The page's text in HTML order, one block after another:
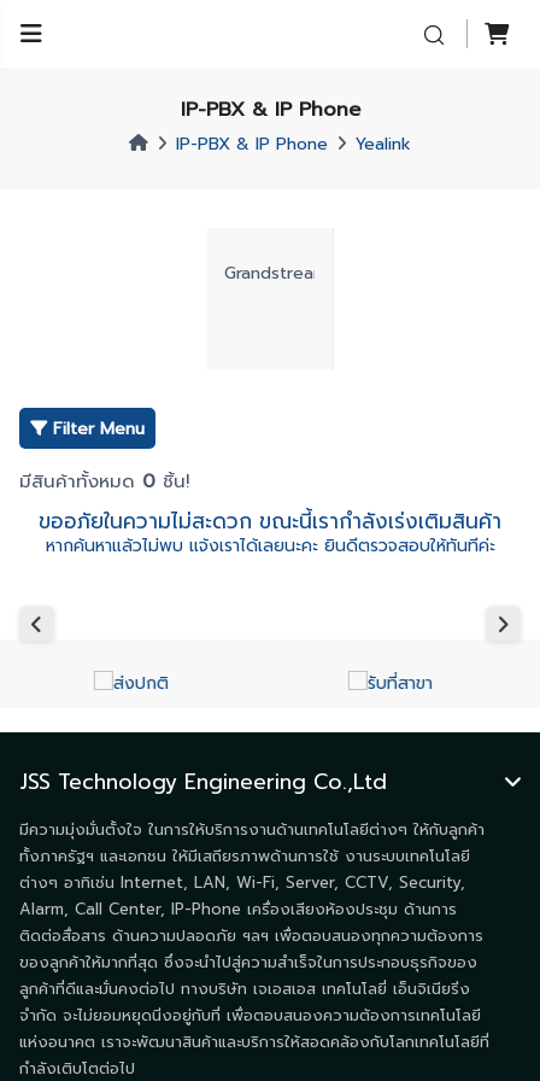
IP-PBX & IP Phone
IP-PBX & IP Phone Yealink
Grandstream
Filter Menu
มีสินค้าทั้งหมด 0ชิ้น!
ขออภัยในความไม่สะดวก ขณะนี้เรากำลังเร่งเติมสินค้า
หากค้นหาแล้วไม่พบ แจ้งเราได้เลยนะคะ ยินดีตรวจสอบให้ทันทีค่ะ
JSS Technology Engineering Co.,Ltd
มีความมุ่งมั่นตั้งใจ ในการให้บริการงานด้านเทคโนโลยีต่างๆ ให้กับลูกค้า
ทั้งภาครัฐฯ และเอกชน ให้มีเสถียรภาพด้านการใช้ งานระบบเทคโนโลยี
ต่างๆ อาทิเช่น Internet, LAN, Wi-Fi, Server, CCTV, Security,
Alarm, Call Center, IP-Phone เครื่องเสียงห้องประชุม ด้านการ
ติดต่อสื่อสาร ด้านความปลอดภัย ฯลฯ เพื่อตอบสนองทุกความต้องการ
ของลูกค้าให้มากที่สุด ซึ่งจะนำไปสู่ความสำเร็จในการประกอบธุรกิจของ
ลูกค้าที่ดีและมั่นคงต่อไป ทางบริษัท เจเอสเอส เทคโนโลยี่ เอ็นจิเนียริ่ง
จำกัด จะไม่ยอมหยุดนิ่งอยู่กับที่ เพื่อตอบสนองความต้องการเทคโนโลยี
แห่งอนาคต เราจะพัฒนาสินค้าและบริการให้สอดคล้องกับโลกเทคโนโลยีที่
กำลังเติบโตต่อไป